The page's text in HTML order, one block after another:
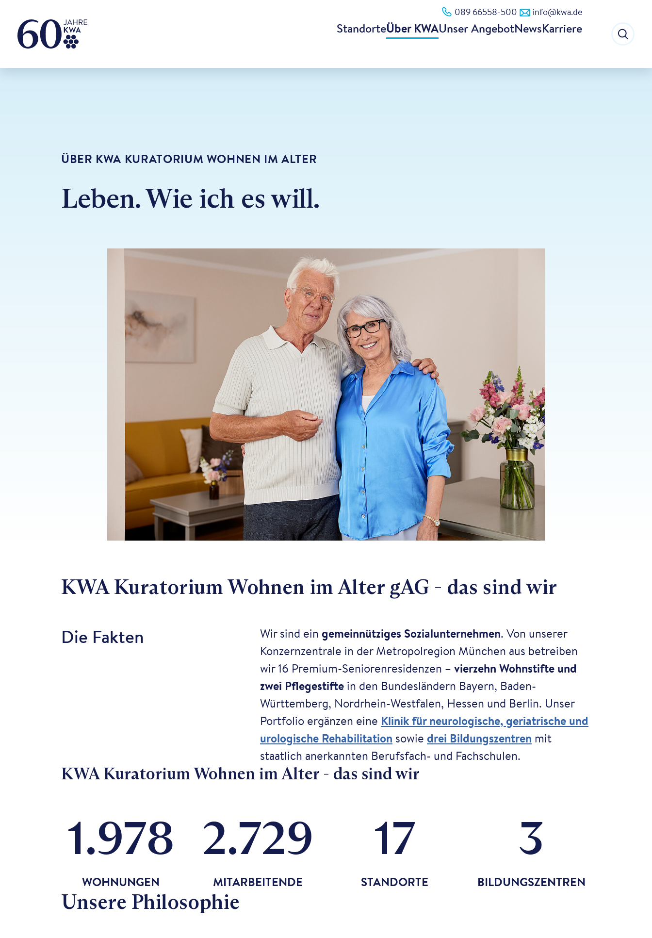
089 66558-500 info@kwa.de
StandorteÜber KWAUnser AngebotNewsKarriere
ÜBER KWA KURATORIUM WOHNEN IM ALTER
Leben. Wie ich es will.
KWA Kuratorium Wohnen im Alter gAG - das sind wir
Die Fakten Wir sind ein gemeinnütziges Sozialunternehmen. Von unserer
Konzernzentrale in der Metropolregion München aus betreiben
wir 16 Premium-Seniorenresidenzen – vierzehn Wohnstifte und
zwei Pflegestifte in den Bundesländern Bayern, Baden-
Württemberg, Nordrhein-Westfalen, Hessen und Berlin. Unser
Portfolio ergänzen eine Klinik für neurologische, geriatrische und
urologische Rehabilitation sowie drei Bildungszentren mit
staatlich anerkannten Berufsfach- und Fachschulen.
KWA Kuratorium Wohnen im Alter - das sind wir
1.993
WOHNUNGEN
2.750
MITARBEITENDE
17
STANDORTE
3
BILDUNGSZENTREN
Unsere Philosophie